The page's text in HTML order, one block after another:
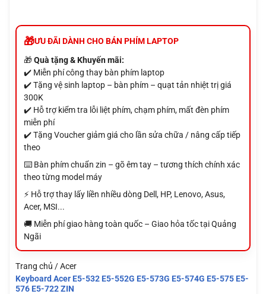
ƯU ĐÃI DÀNH CHO BÁN PHÍM LAPTOP
🎁Quà tặng & Khuyến mãi:
✔️ Miễn phí công thay bàn phím laptop
✔️ Tặng vệ sinh laptop – bàn phím – quạt tản nhiệt trị giá
300K
✔️ Hỗ trợ kiểm tra lỗi liệt phím, chạm phím, mất đèn phím
miễn phí
✔️ Tặng Voucher giảm giá cho lần sửa chữa / nâng cấp tiếp
theo
⌨️ Bàn phím chuẩn zin – gõ êm tay – tương thích chính xác
theo từng model máy
⚡ Hỗ trợ thay lấy liền nhiều dòng Dell, HP, Lenovo, Asus,
Acer, MSI...
🚚 Miễn phí giao hàng toàn quốc – Giao hỏa tốc tại Quảng
Ngãi
Trang chủ / Acer
Keyboard Acer E5-532 E5-552G E5-573G E5-574G E5-575 E5-
576 E5-722 ZIN